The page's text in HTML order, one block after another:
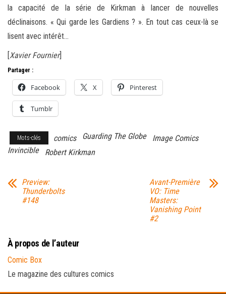
la capacité de la série de Kirkman à lancer de nouvelles
déclinaisons. « Qui garde les Gardiens ? ». En tout cas ceux-là se
lisent avec intérêt…
[Xavier Fournier]
Partager :
Facebook X Pinterest
Tumblr
Mots-clés comics Guarding The Globe
Image Comics
Invincible
Robert Kirkman
Preview:
Thunderbolts
#148
Avant-Première
VO: Time
Masters:
Vanishing Point
#2
À propos de l’auteur
Comic Box
Le magazine des cultures comics